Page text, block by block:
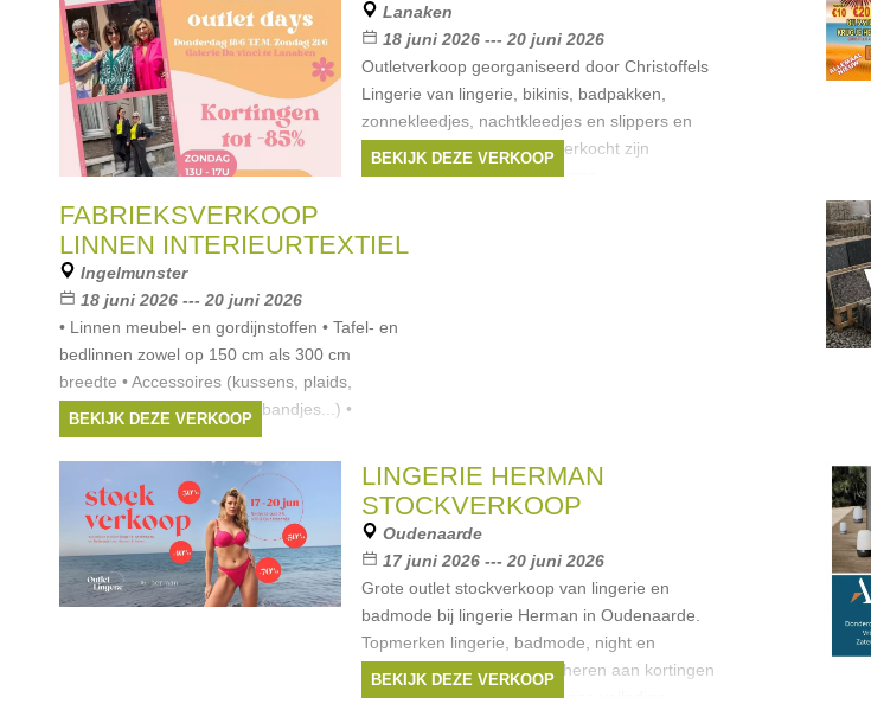
Lanaken
18 juni 2026 --- 20 juni 2026
Outletverkoop georganiseerd door Christoffels
Lingerie van lingerie, bikinis, badpakken,
zonnekleedjes, nachtkleedjes en slippers en
meer. Die stock die wordt verkocht zijn
restanten van vorige seizoenen
BEKIJK DEZE VERKOOP
FABRIEKSVERKOOP
LINNEN INTERIEURTEXTIEL
Ingelmunster
18 juni 2026 --- 20 juni 2026
• Linnen meubel- en gordijnstoffen • Tafel- en
bedlinnen zowel op 150 cm als 300 cm
breedte • Accessoires (kussens, plaids,
(sleutel)kwasten, koorden, bandjes...) •
Confectie van
BEKIJK DEZE VERKOOP
LINGERIE HERMAN
STOCKVERKOOP
Oudenaarde
17 juni 2026 --- 20 juni 2026
Grote outlet stockverkoop van lingerie en
badmode bij lingerie Herman in Oudenaarde.
Topmerken lingerie, badmode, night en
homewear voor dames en heren aan kortingen
van -30% tot -70%. U kan onze volledige
BEKIJK DEZE VERKOOP